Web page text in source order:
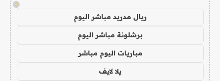
!
ريال مدريد مباشر اليوم
برشلونة مباشر اليوم
مباريات اليوم مباشر
يلا لايف